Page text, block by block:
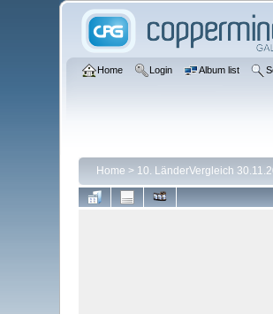
Home Login Album list
Home > 10. LänderVergleich